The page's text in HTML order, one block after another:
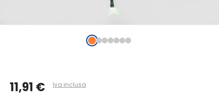
11,91 € Iva inclusa